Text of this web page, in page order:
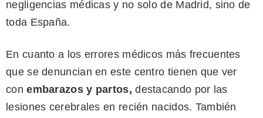
negligencias médicas y no solo de Madrid, sino de
toda España.
En cuanto a los errores médicos más frecuentes
que se denuncian en este centro tienen que ver
conembarazos y partos, destacando por las
lesiones cerebrales en recién nacidos. También